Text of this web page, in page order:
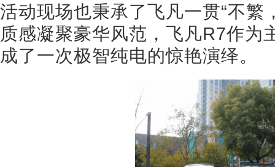
活动现场也秉承了飞凡一贯“不繁
质感凝聚豪华风范，飞凡R7作为
成了一次极智纯电的惊艳演绎。